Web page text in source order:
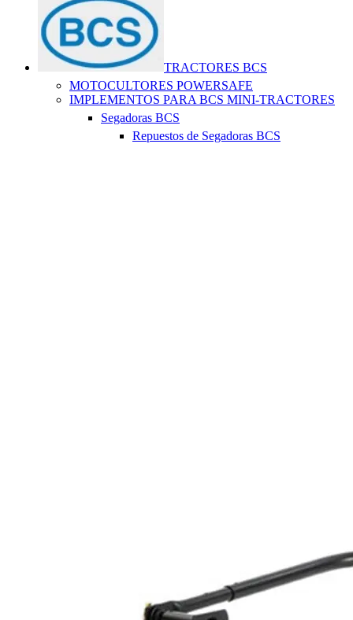
TRACTORES BCS
MOTOCULTORES POWERSAFE
IMPLEMENTOS PARA BCS MINI-TRACTORES
Segadoras BCS
Repuestos de Segadoras BCS